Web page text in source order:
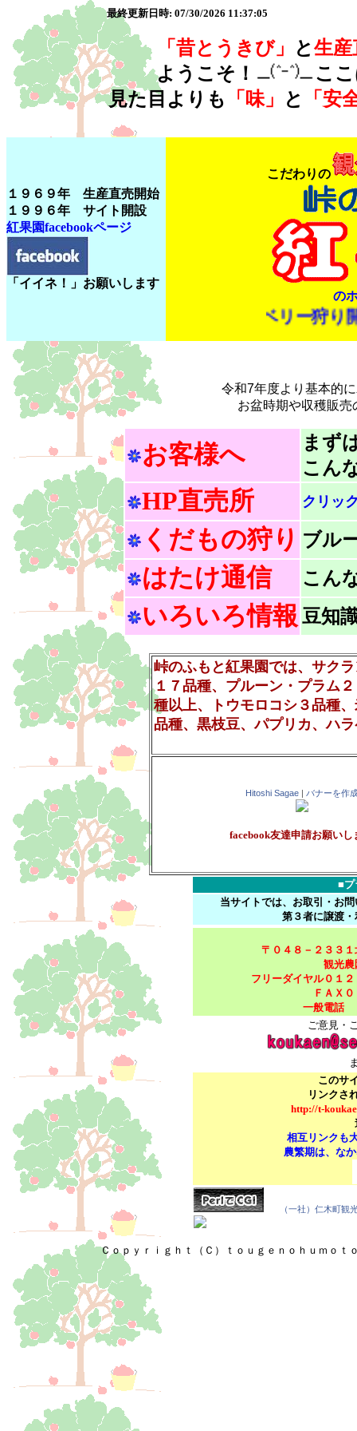
最終更新日時: 07/30/2026 11:37:05
「昔とうきび」 と生産
ようこそ！
こ
見た目よりも
「味」 と 「安
１９６９年 生産直売開始
１９９６年 サイト開設
紅果園facebookページ
「イイネ！」お願いします
こだわりの
の
ブルーベリー狩り
令和7年度より基本的
お盆時期や収穫販
お客様へ
まず
こん
HP直売所 クリッ
くだもの狩り ブル
はたけ通信 こん
いろいろ情報 豆知
峠のふもと紅果園では、サク
１７品種、プルーン・プラム
種以上、トウモロコシ３品種
品種、黒枝豆、パプリカ、ハ
Hitoshi Sagae| バナーを作
facebook友達申請お願いし
■プ
当サイトでは、お取引・お
第３者に譲渡
〒０４８－２３３
観光
フリーダイヤル０１
ＦＡＸ
一般電話
ご意見・
このサ
リンクさ
http://t-
相互リンクも
農繁期は、な
（一社）仁木町観
Ｃｏｐｙｒｉｇｈｔ （Ｃ）ｔｏｕｇｅｎｏｈｕｍｏ